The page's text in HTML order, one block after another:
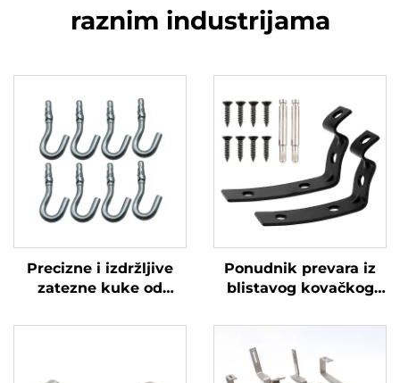
raznim industrijama
Precizne i izdržljive
zatezne kuke od
Kuke za dijelove
Ponudnik prevara iz
blistavog kovačkog
vozačice za glov box
Hinge Bracket Set/12